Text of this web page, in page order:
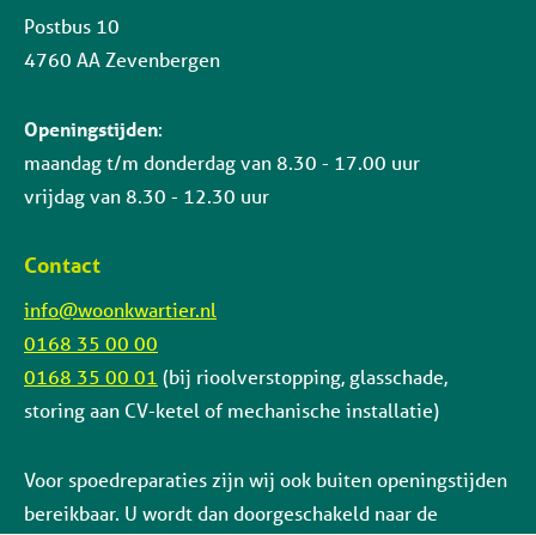
Postbus 10
4760 AA Zevenbergen
Openingstijden:
maandag t/m donderdag van 8.30 - 17.00 uur
vrijdag van 8.30 - 12.30 uur
Contact
info@woonkwartier.nl
0168 35 00 00
0168 35 00 01 (bij rioolverstopping, glasschade,
storing aan CV-ketel of mechanische installatie)
Voor spoedreparaties zijn wij ook buiten openingstijden
bereikbaar. U wordt dan doorgeschakeld naar de